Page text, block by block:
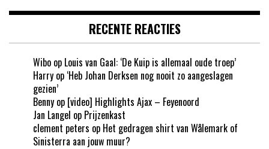
RECENTE REACTIES
Wibo op Louis van Gaal: ‘De Kuip is allemaal oude troep’
Harry op ‘Heb Johan Derksen nog nooit zo aangeslagen
gezien’
Benny op [video] Highlights Ajax – Feyenoord
Jan Langel op Prijzenkast
clement peters op Het gedragen shirt van Wålemark of
Sinisterra aan jouw muur?